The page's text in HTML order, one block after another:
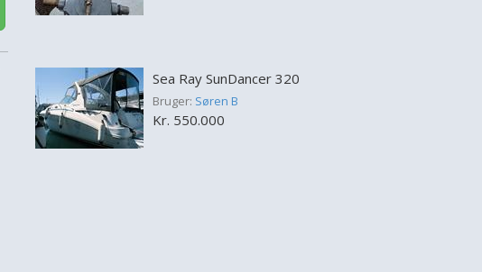
Sea Ray SunDancer 320
Bruger: Søren B
Kr. 550.000